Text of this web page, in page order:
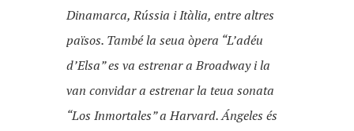
Dinamarca, Rússia i Itàlia, entre altres
països. També la seua òpera “L’adéu
d’Elsa” es va estrenar a Broadway i la
van convidar a estrenar la teua sonata
“Los Inmortales” a Harvard. Ángeles és